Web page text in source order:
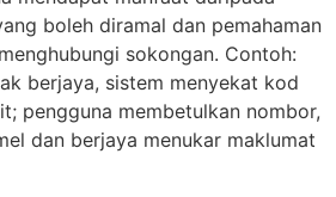
boleh diramal dan pemahaman
sokongan. Contoh:
berjaya, sistem menyekat kod
pengguna membetulkan nombor,
dan berjaya menukar maklumat